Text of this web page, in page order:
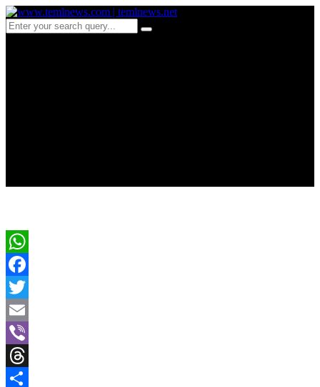
WhatsApp
Facebook
Twitter
Email
Viber
Threads